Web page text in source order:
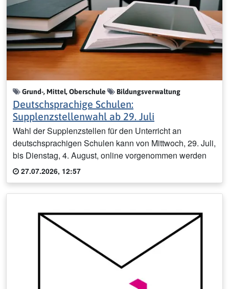
Grund-, Mittel, Oberschule Bildungsverwaltung
Deutschsprachige Schulen:
Supplenzstellenwahl ab 29. Juli
Wahl der Supplenzstellen für den Unterricht an
deutschsprachigen Schulen kann von Mittwoch, 29. Juli,
bis Dienstag, 4. August, online vorgenommen werden
27.07.2026, 12:57